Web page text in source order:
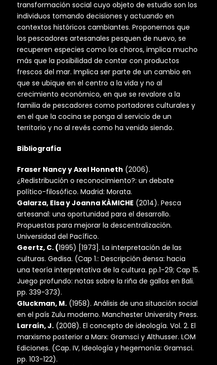
transformación social cuyo objeto de estudio son los
individuos tomando decisiones y actuando en
contextos históricos cambiantes. Proponernos que
los pescadores artesanales pesquen de nuevo, se
recuperen especies como los choros, implica mucho
más que la posibilidad de contar con productos
frescos del mar. Implica ser parte de un cambio en
que se ubique en el centro a la vida y no al
crecimiento económico, en que se revalore a la
familia de pescadores como portadores culturales y
en el que la cocina se ponga al servicio de un
territorio y no al revés como ha venido siendo.
Bibliografía
Fraser Nancy y Axel Honneth (2006).
¿Redistribución o reconocimiento?: un debate
político-filosófico. Madrid: Morata.
Galarza, Elsa y Joanna KÀMICHE (2014). Pesca
artesanal: una oportunidad para el desarrollo.
Propuestas para mejorar la descentralización.
Universidad del Pacífico.
Geertz, C. (1995) [1973]. La interpretación de las
culturas. Gedisa. (Cap 1.: Descripción densa: hacia
una teoría interpretativa de la cultura. pp.1-29; Cap 15.
Juego profundo: notas sobre la riña de gallos en Bali.
pp. 339-373).
Gluckman, M. (1958). Análisis de una situación social
en el país Zulu moderno. Manchester University Press.
Larraín, J. (2008). El concepto de ideología. Vol. 2. El
marxismo posterior a Marx: Gramsci y Althusser. LOM
Ediciones. (Cap. IV, Ideología y hegemonía: Gramsci.
pp. 103-122).